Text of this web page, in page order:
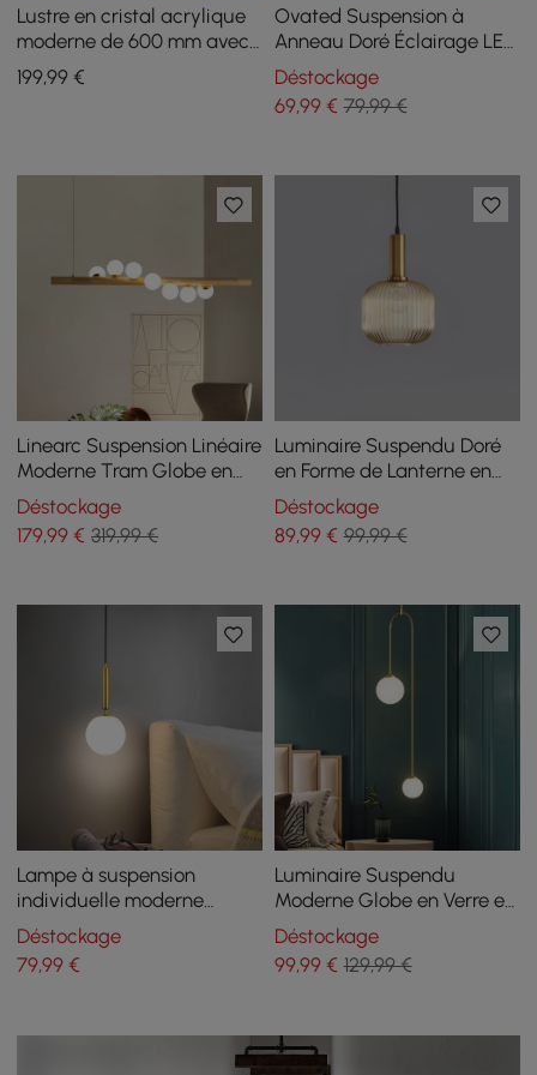
Lustre en cristal acrylique
moderne de 600 mm avec
trois températures de
couleur et télécommande
199,99 €
Ovated Suspension à
Anneau Doré Éclairage LED
Câble Réglable
Déstockage
69,99€ 79,99 €
Linearc Suspension Linéaire
Moderne Tram Globe en
Verre Suspension îlot de
Cuisine
Déstockage
179,99 € 319,99 €
Luminaire Suspendu Doré
en Forme de Lanterne en
Métal
Déstockage
89,99€ 99,99 €
Lampe à suspension
individuelle moderne
Decorica en forme de
globe blanc et doré
Déstockage
79,99 €
Luminaire Suspendu
Moderne Globe en Verre en
Forme de U en Or Pour
Salon et Chambre à
Coucher
Déstockage
99,99€ 129,99 €